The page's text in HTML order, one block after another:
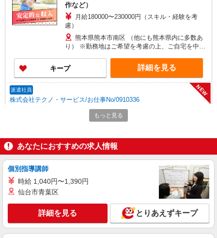
作など）
月給180000〜230000円（スキル・経験を考
慮）
熊本県熊本市南区 （他にも熊本県内に多数あ
り） ※勤務地はご希望を考慮の上、ご自宅を中心
なし）
キープ 詳細を見る
派遣社員
株式会社テクノ・サービス/お仕事No/0910336
NEW
倉庫内ピッキング作業
時給1200円交通費全額支給
キープ 詳細を見る
派遣社員
株式会社テクノ・サービス/お仕事No/0804260
NEW
時給1200円交通費全額支給
熊本県熊本市南区 ＊車通勤OK
もっと見る
あなたにおすすめの求人情報
個別指導講師
時給 1,040円〜1,390円
仙台市青葉区
詳細を見る とりあえずキープ